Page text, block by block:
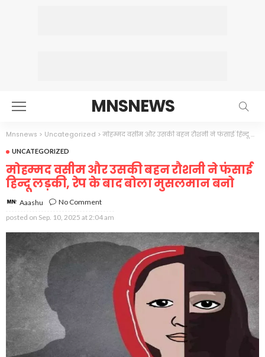
MNSNEWS
Mnsnews > Uncategorized >मोहम्मद वसीम और उसकी बहन रौशनी ने फंसाई हिन्दू लड़की, रेप के बाद बोला मुसलमान बनो
UNCATEGORIZED
मोहम्मद वसीम और उसकी बहन रौशनी ने फंसाई
हिन्दू लड़की, रेप के बाद बोला मुसलमान बनो
Aaashu
No Comment
posted on Sep. 10, 2025 at 2:04 am